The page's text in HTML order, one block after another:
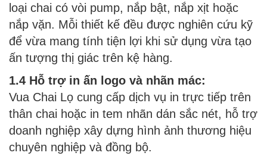
loại chai có vòi pump, nắp bật, nắp xịt hoặc
nắp vặn. Mỗi thiết kế đều được nghiên cứu kỹ
để vừa mang tính tiện lợi khi sử dụng vừa tạo
ấn tượng thị giác trên kệ hàng.
1.4 Hỗ trợ in ấn logo và nhãn mác:
Vua Chai Lọ cung cấp dịch vụ in trực tiếp trên
thân chai hoặc in tem nhãn dán sắc nét, hỗ trợ
doanh nghiệp xây dựng hình ảnh thương hiệu
chuyên nghiệp và đồng bộ.